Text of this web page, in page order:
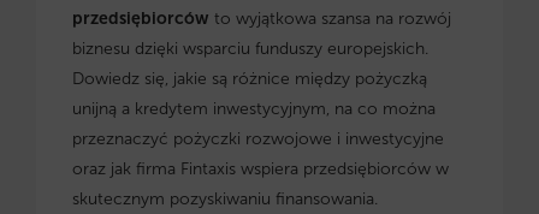
przedsiębiorców to wyjątkowa szansa na rozwój
biznesu dzięki wsparciu funduszy europejskich.
Dowiedz się, jakie są różnice między pożyczką
unijną a kredytem inwestycyjnym, na co można
przeznaczyć pożyczki rozwojowe i inwestycyjne
oraz jak firma Fintaxis wspiera przedsiębiorców w
skutecznym pozyskiwaniu finansowania.